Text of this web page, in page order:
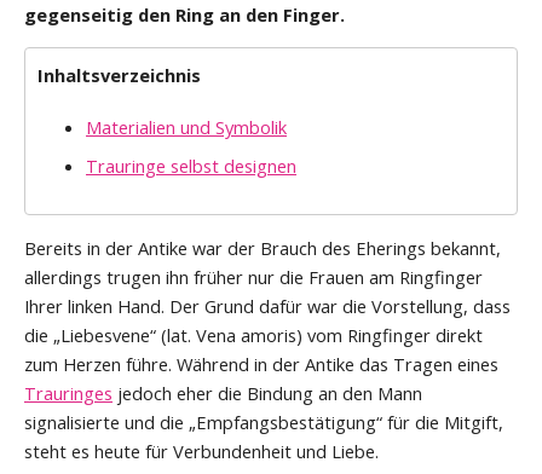
gegenseitig den Ring an den Finger.
Inhaltsverzeichnis
Materialien und Symbolik
Trauringe selbst designen
Bereits in der Antike war der Brauch des Eherings bekannt,
allerdings trugen ihn früher nur die Frauen am Ringfinger
Ihrer linken Hand. Der Grund dafür war die Vorstellung, dass
die „Liebesvene“ (lat. Vena amoris) vom Ringfinger direkt
zum Herzen führe. Während in der Antike das Tragen eines
Trauringes jedoch eher die Bindung an den Mann
signalisierte und die „Empfangsbestätigung“ für die Mitgift,
steht es heute für Verbundenheit und Liebe.